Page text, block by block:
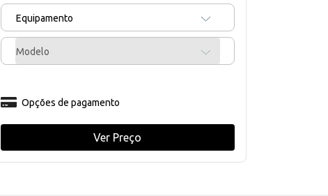
Equipamento
Modelo
Opções de pagamento
Ver Preço